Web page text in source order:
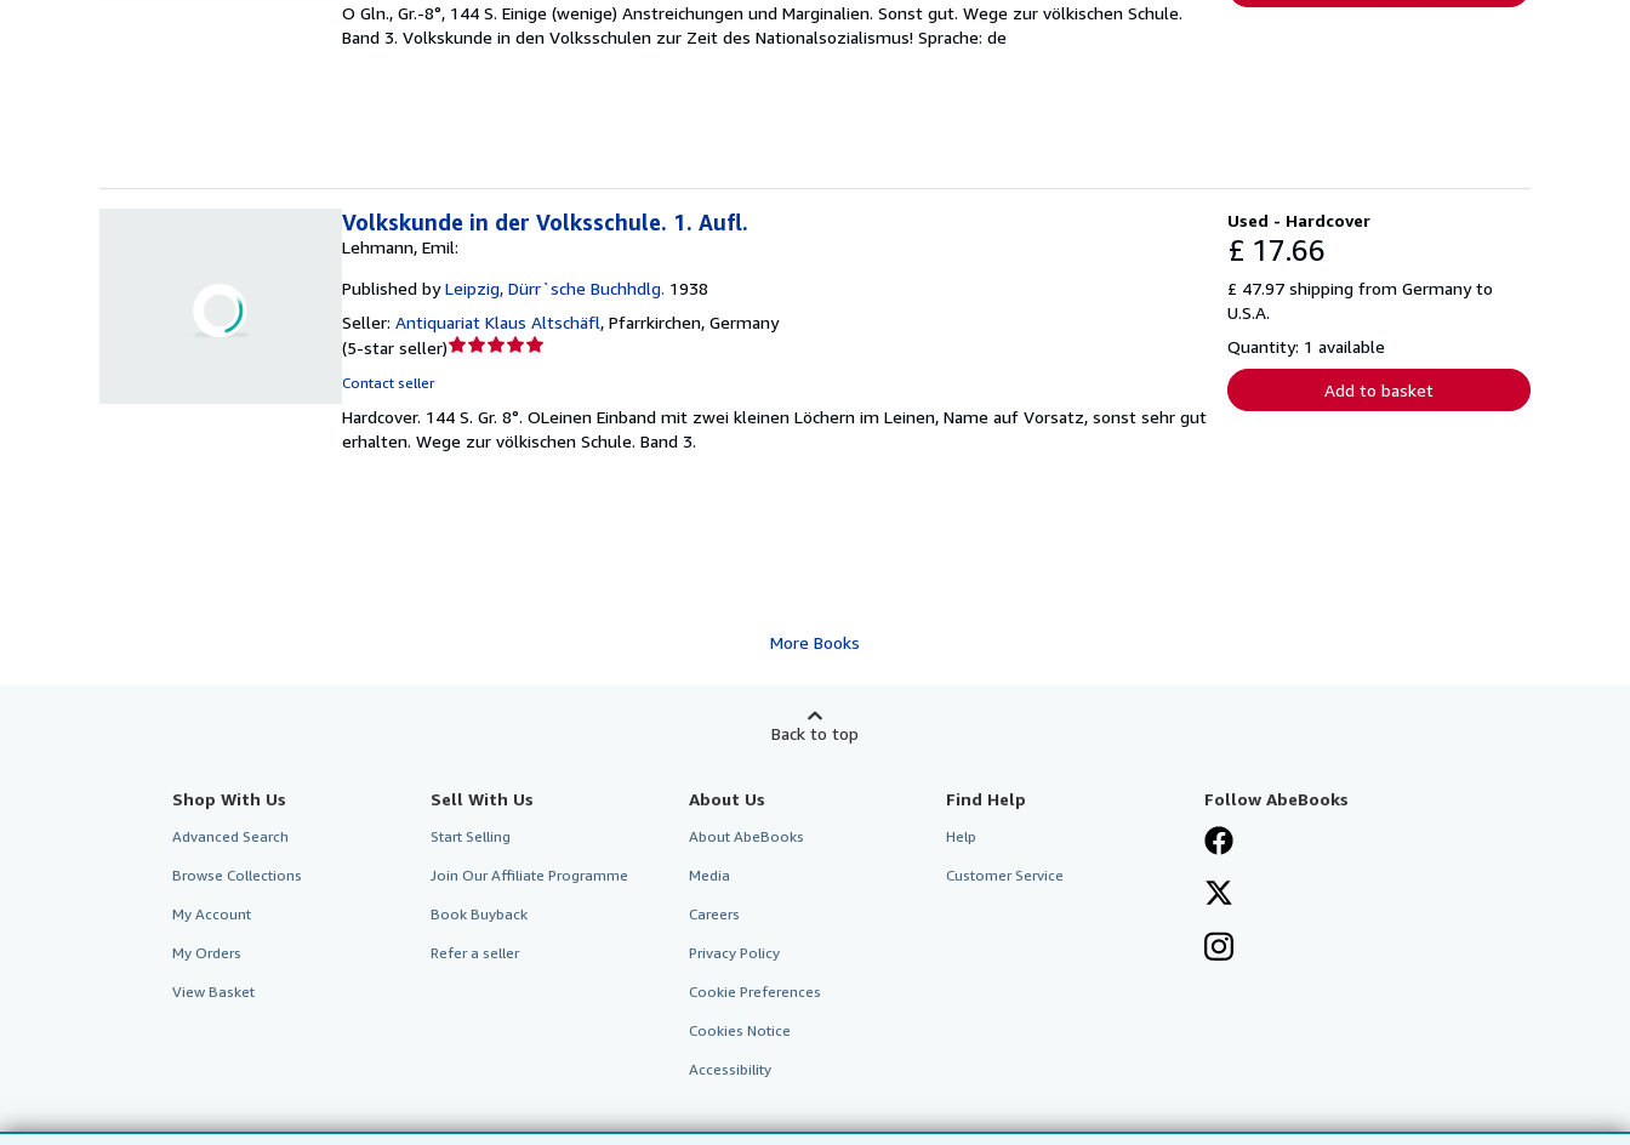
out
of
O Gln., Gr.-8°, 144 S. Einige (wenige) Anstreichungen und Marginalien. Sonst gut. Wege zur völkischen Schule.
Band 3. Volkskunde in den Volksschulen zur Zeit des Nationalsozialismus! Sprache: de
Used - Hardcover
£ 17.66
£ 47.97 shipping from Germany to
U.S.A.
Quantity: 1 available
Add to basket
Volkskunde in der Volksschule. 1. Aufl.
Lehmann, Emil:
Published by Leipzig, Dürr`sche Buchhdlg. 1938
Seller: Antiquariat Klaus Altschäfl, Pfarrkirchen, Germany
(5-star seller)Seller
out
of
Contact seller
Hardcover. 144 S. Gr. 8°. OLeinen Einband mit zwei kleinen Löchern im Leinen, Name auf Vorsatz, sonst sehr gut
erhalten. Wege zur völkischen Schule. Band 3.
More Books
Back to top
Shop With Us
Advanced Search
Browse Collections
My Account
My Orders
View Basket
Sell With Us
Start Selling
Join Our Affiliate Programme
Book Buyback
Refer a seller
About Us
About AbeBooks
Media
Careers
Privacy Policy
Cookie Preferences
Cookies Notice
Accessibility
Find Help
Help
Customer Service
Follow AbeBooks